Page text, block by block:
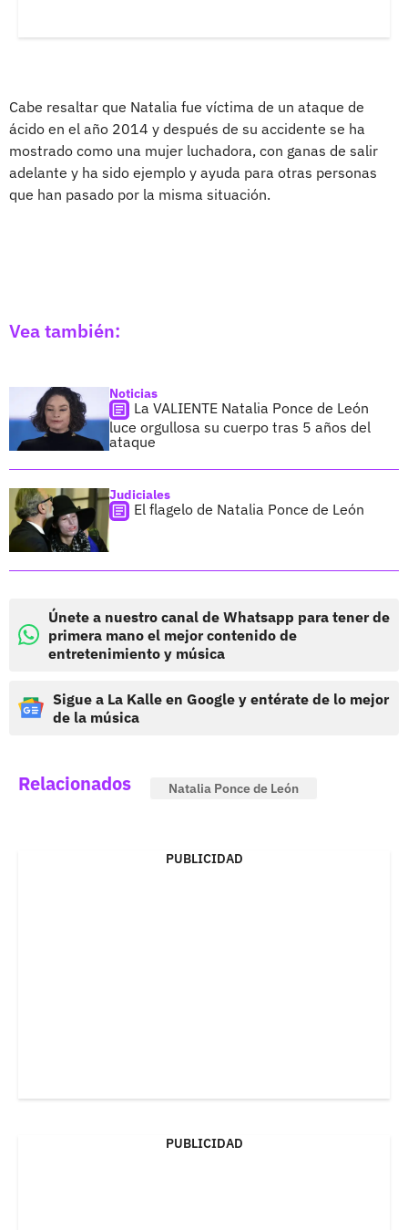
Cabe resaltar que Natalia fue víctima de un ataque de
ácido en el año 2014 y después de su accidente se ha
mostrado como una mujer luchadora, con ganas de salir
adelante y ha sido ejemplo y ayuda para otras personas
que han pasado por la misma situación.
Vea también:
Noticias
La VALIENTE Natalia Ponce de León
luce orgullosa su cuerpo tras 5 años del
ataque
Judiciales
El flagelo de Natalia Ponce de León
Únete a nuestro canal de Whatsapp para tener de
primera mano el mejor contenido de
entretenimiento y música
Sigue a La Kalle en Google y entérate de lo mejor
de la música
Relacionados Natalia Ponce de León
PUBLICIDAD
PUBLICIDAD